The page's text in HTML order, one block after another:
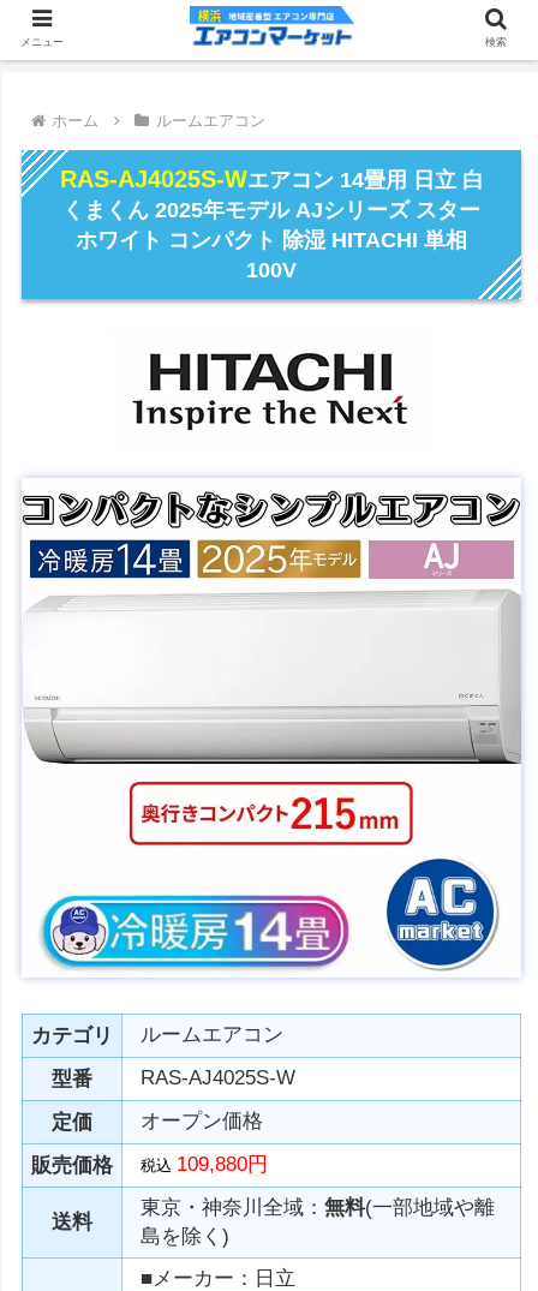
ホーム ルームエアコン
RAS-AJ4025S-Wエアコン 14畳用 日立 白
くまくん 2025年モデル AJシリーズ スター
ホワイト コンパクト 除湿 HITACHI 単相
100V
カテゴリ
ルームエアコン
型番
RAS-AJ4025S-W
定価
オープン価格
販売価格
税込 109,880円
送料
東京・神奈川全域：無料(一部地域や離
島を除く)
■メーカー：日立
メニュー 検索